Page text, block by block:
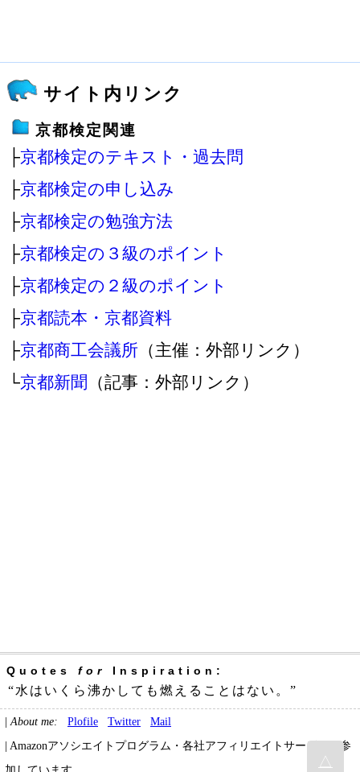
サイト内リンク
京都検定関連
├京都検定のテキスト・過去問
├京都検定の申し込み
├京都検定の勉強方法
├京都検定の３級のポイント
├京都検定の２級のポイント
├京都読本・京都資料
├京都商工会議所 （主催：外部リンク）
└京都新聞 （記事：外部リンク）
Quotes for Inspiration:
“水はいくら沸かしても燃えることはない。”
| About me: Plofile Twitter
Mail
| Amazonアソシエイトプログラム・各社アフィリエイトサービスに参